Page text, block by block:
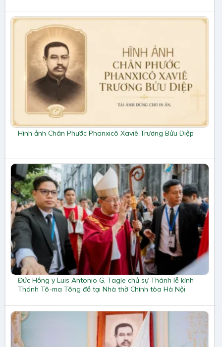
Hình ảnh Chân Phước Phanxicô Xaviê Trương Bửu Diệp
Đức Hồng y Luis Antonio G. Tagle chủ sự Thánh lễ kính
Thánh Tô-ma Tông đồ tại Nhà thờ Chính tòa Hà Nội